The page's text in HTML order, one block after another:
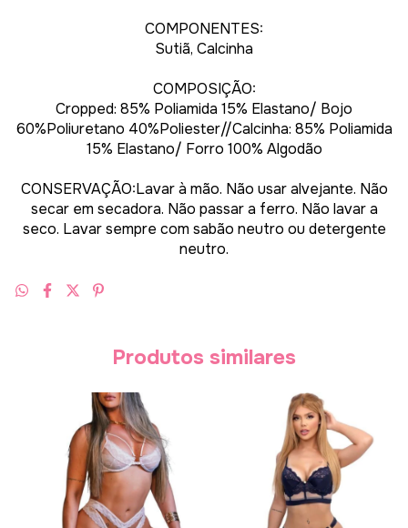
COMPONENTES:
Sutiã, Calcinha
COMPOSIÇÃO:
Cropped: 85% Poliamida 15% Elastano/ Bojo
60%Poliuretano 40%Poliester//Calcinha: 85% Poliamida
15% Elastano/ Forro 100% Algodão
CONSERVAÇÃO:Lavar à mão. Não usar alvejante. Não
secar em secadora. Não passar a ferro. Não lavar a
seco. Lavar sempre com sabão neutro ou detergente
neutro.
Produtos similares